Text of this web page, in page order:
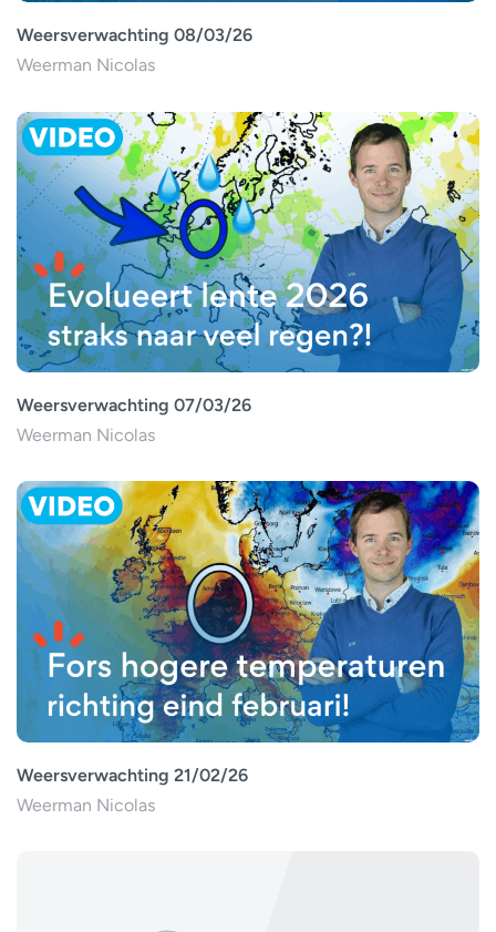
Weersverwachting 08/03/26
Weerman Nicolas
Weersverwachting 07/03/26
Weerman Nicolas
Weersverwachting 21/02/26
Weerman Nicolas